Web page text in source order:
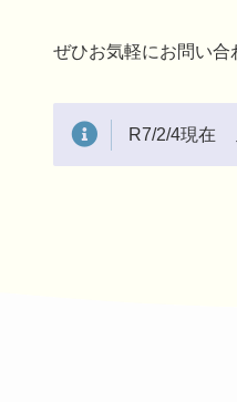
ぜひお気軽にお問い合
R7/2/4現在